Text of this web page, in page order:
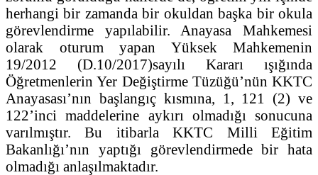
herhangi bir zamanda bir okuldan başka bir okula
görevlendirme yapılabilir. Anayasa Mahkemesi
olarak oturum yapan Yüksek Mahkemenin
19/2012 (D.10/2017)sayılı Kararı ışığında
Öğretmenlerin Yer Değiştirme Tüzüğü’nün KKTC
Anayasası’nın başlangıç kısmına, 1, 121 (2) ve
122’inci maddelerine aykırı olmadığı sonucuna
varılmıştır. Bu itibarla KKTC Milli Eğitim
Bakanlığı’nın yaptığı görevlendirmede bir hata
olmadığı anlaşılmaktadır.